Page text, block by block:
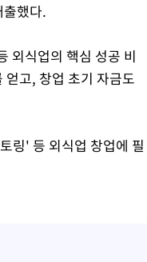
했다.
외식업의 핵심 성공 비
얻고, 창업 초기 자금도
링' 등 외식업 창업에 필